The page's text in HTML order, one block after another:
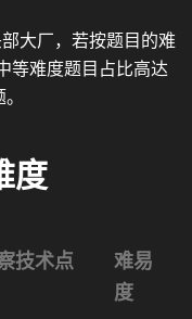
大厂，若按题目的难
等难度题目占比高达
度
技术点
难易
度